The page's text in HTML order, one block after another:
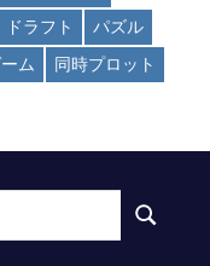
ドラフト
パズル
ム
同時プロット
SEARCH